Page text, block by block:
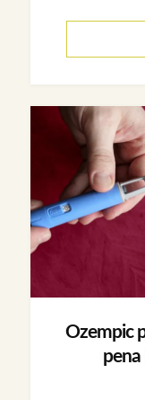
Ozempic
pena